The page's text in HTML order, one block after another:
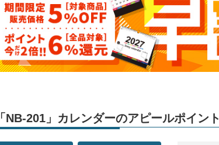
「NB-201」カレンダーのアピールポイント